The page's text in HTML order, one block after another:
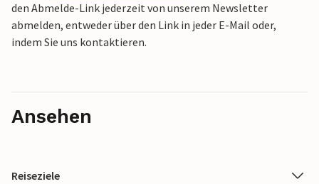
den Abmelde-Link jederzeit von unserem Newsletter
abmelden, entweder über den Link in jeder E-Mail oder,
indem Sie uns kontaktieren.
Ansehen
Reiseziele